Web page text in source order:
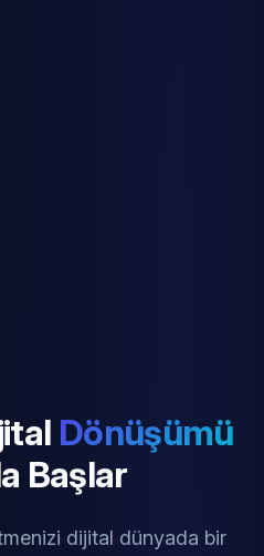
Dönüşümü
Başlar
dijital dünyada bir